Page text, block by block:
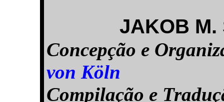
JAKOB M.
Concepção e
von Köln
Compilação e